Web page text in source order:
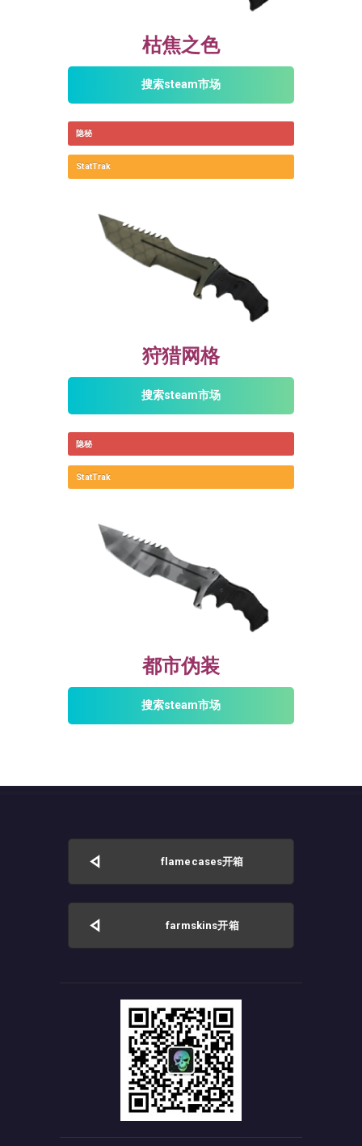
枯焦之色
搜索steam市场
隐秘
StatTrak
狩猎网格
搜索steam市场
隐秘
StatTrak
都市伪装
搜索steam市场
flamecases开箱
farmskins开箱